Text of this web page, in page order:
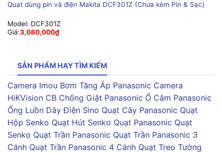
Quạt dùng pin và điện Makita DCF301Z (Chưa kèm Pin & Sạc)
Model: DCF301Z
Giá:3,080,000₫
SẢN PHẨM HAY TÌM KIẾM
Camera Imou Bơm Tăng Áp Panasonic Camera
HiKVision CB Chống Giật Panasonic Ổ Cắm Panasonic
Ống Luồn Dây Điện Sino Quạt Cây Panasonic Quạt
Hộp Senko Quạt Hút Senko Quạt Panasonic Quạt
Senko Quạt Trần Panasonic Quạt Trần Panasonic 3
Cánh Quạt Trần Panasonic 4 Cánh Quạt Treo Tường